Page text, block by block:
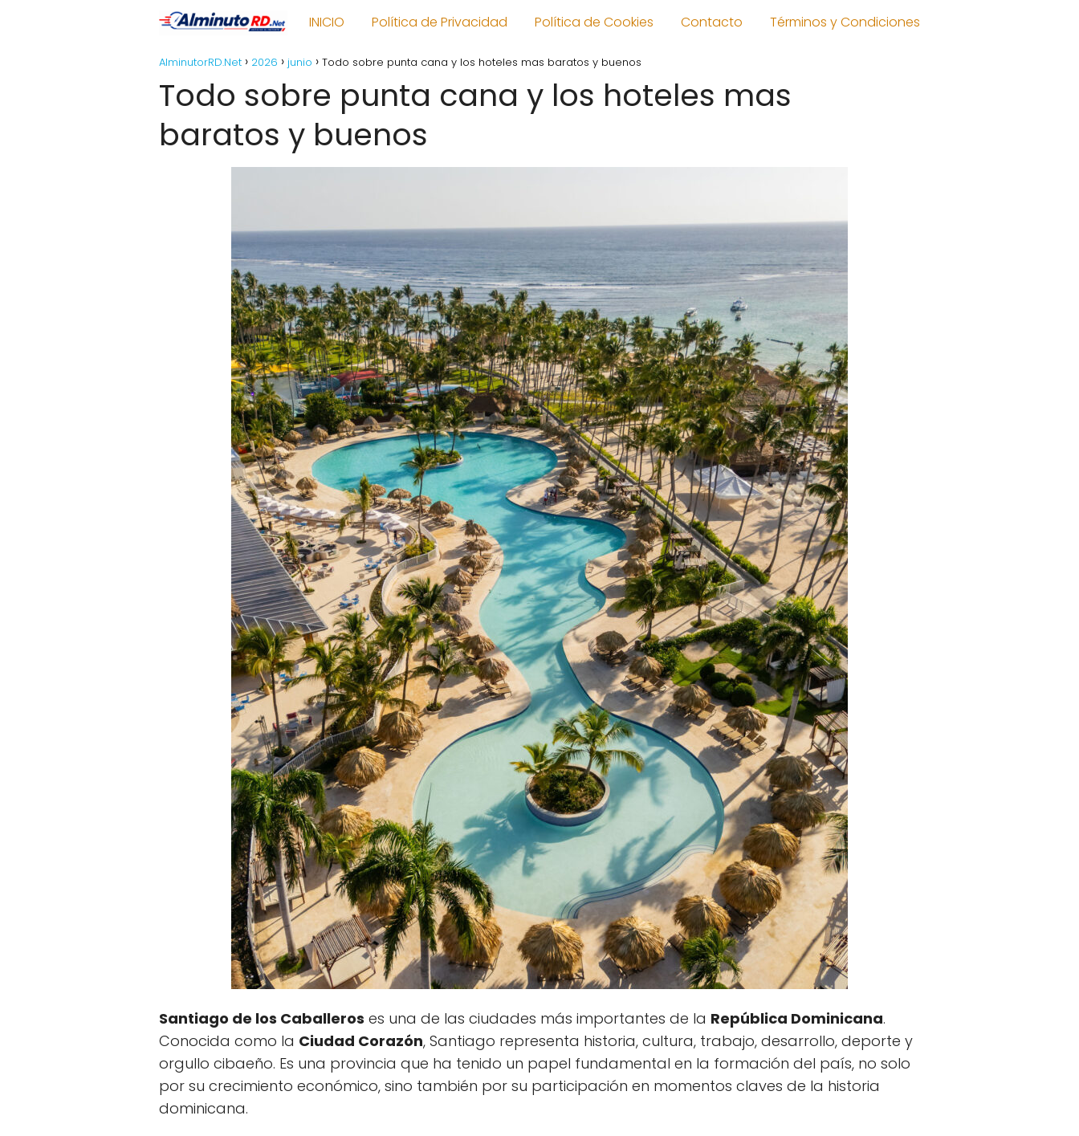
INICIO Política de Privacidad Política de Cookies Contacto Términos y Condiciones
AlminutorRD.Net 2026 junio Todo sobre punta cana y los hoteles mas baratos y buenos
Todo sobre punta cana y los hoteles mas
baratos y buenos
Santiago de los Caballeros es una de las ciudades más importantes de la República Dominicana.
Conocida como la Ciudad Corazón, Santiago representa historia, cultura, trabajo, desarrollo, deporte y
orgullo cibaeño. Es una provincia que ha tenido un papel fundamental en la formación del país, no solo
por su crecimiento económico, sino también por su participación en momentos claves de la historia
dominicana.